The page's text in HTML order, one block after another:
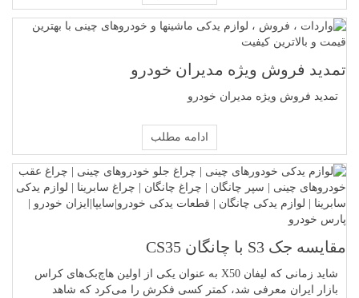
تمدید فروش ویژه مدیران خودرو
تمدید فروش ویژه مدیران خودرو
ادامه مطلب
مقایسه جک S3 با چانگان CS35
شاید زمانی که لیفان X50 به عنوان یکی از اولین هاچ‌بک‌های کراس
بازار ایران معرفی شد، کمتر کسی فکرش را می‌کرد که شاهد